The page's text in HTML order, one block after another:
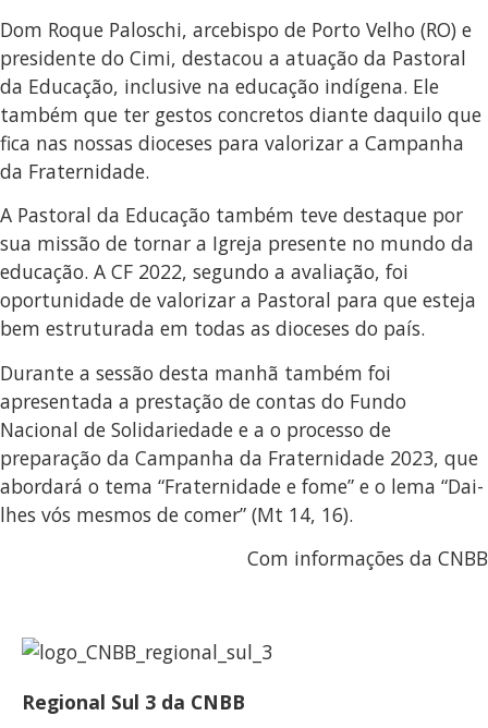
Dom Roque Paloschi, arcebispo de Porto Velho (RO) e
presidente do Cimi, destacou a atuação da Pastoral
da Educação, inclusive na educação indígena. Ele
também que ter gestos concretos diante daquilo que
fica nas nossas dioceses para valorizar a Campanha
da Fraternidade.
A Pastoral da Educação também teve destaque por
sua missão de tornar a Igreja presente no mundo da
educação. A CF 2022, segundo a avaliação, foi
oportunidade de valorizar a Pastoral para que esteja
bem estruturada em todas as dioceses do país.
Durante a sessão desta manhã também foi
apresentada a prestação de contas do Fundo
Nacional de Solidariedade e a o processo de
preparação da Campanha da Fraternidade 2023, que
abordará o tema “Fraternidade e fome” e o lema “Dai-
lhes vós mesmos de comer” (Mt 14, 16).
Com informações da CNBB
Regional Sul 3 da CNBB